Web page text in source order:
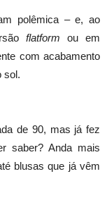
polêmica – e, ao
flatform ou em
com acabamento
sol.
de 90, mas já fez
saber? Anda mais
blusas que já vêm